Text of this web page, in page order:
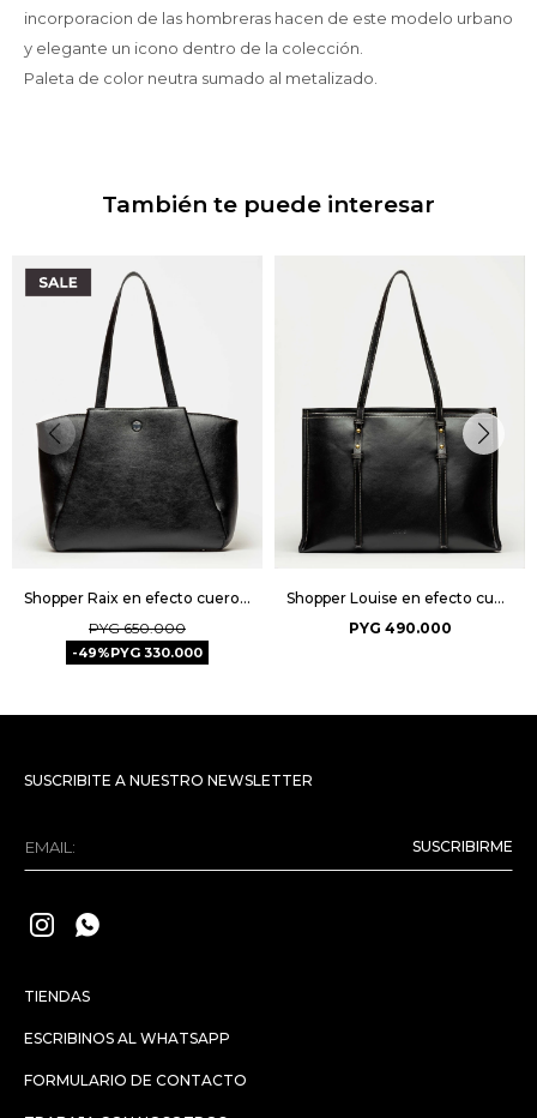
incorporacion de las hombreras hacen de este modelo urbano
y elegante un icono dentro de la colección.
Paleta de color neutra sumado al metalizado.
También te puede interesar
Shopper Raix en efecto cuero liso - Negro
PYG 650.000
49 PYG 330.000
Shopper Louise en efecto cuero liso - Negro
PYG 490.000
TIENDAS
ESCRIBINOS AL WHATSAPP
FORMULARIO DE CONTACTO
SUSCRIBITE A NUESTRO NEWSLETTER
SUSCRIBIRME
 